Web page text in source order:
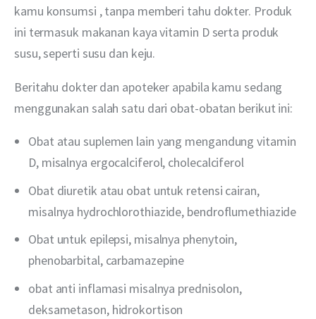
kamu konsumsi , tanpa memberi tahu dokter. Produk
ini termasuk makanan kaya vitamin D serta produk
susu, seperti susu dan keju.
Beritahu dokter dan apoteker apabila kamu sedang
menggunakan salah satu dari obat-obatan berikut ini:
Obat atau suplemen lain yang mengandung vitamin
D, misalnya ergocalciferol, cholecalciferol
Obat diuretik atau obat untuk retensi cairan,
misalnya hydrochlorothiazide, bendroflumethiazide
Obat untuk epilepsi, misalnya phenytoin,
phenobarbital, carbamazepine
obat anti inflamasi misalnya prednisolon,
deksametason, hidrokortison